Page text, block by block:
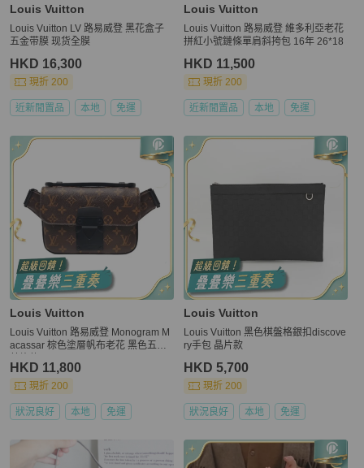
Louis Vuitton
Louis Vuitton LV 路易威登 黑花盒子
五金带膜 现货全膜
HKD 16,300
現折 200
近新閒置品 本地 免運
Louis Vuitton
Louis Vuitton 路易威登 維多利亞老花
拼紅小號鏈條單肩斜挎包 16年 26*18
HKD 11,500
現折 200
近新閒置品 本地 免運
Louis Vuitton
Louis Vuitton 路易威登 Monogram M
acassar 棕色塗層帆布老花 黑色五金
HKD 11,800
現折 200
狀況良好 本地 免運
Louis Vuitton
Louis Vuitton 黑色棋盤格銀扣discove
ry手包 晶片款
HKD 5,700
現折 200
狀況良好 本地 免運